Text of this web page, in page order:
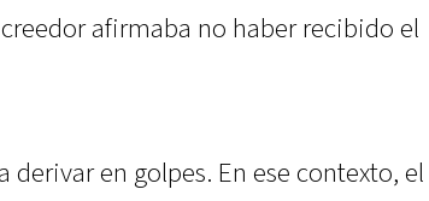
afirmaba no haber recibido el
derivar en golpes. En ese contexto, el